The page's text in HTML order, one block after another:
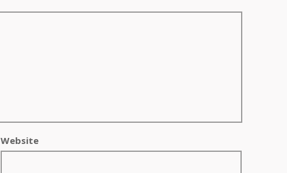
Website